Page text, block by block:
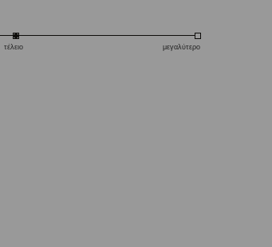
τέλειο μεγαλύτερο